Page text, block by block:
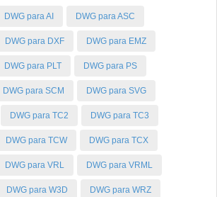
DWG para AI DWG para ASC
DWG para DXF DWG para EMZ
DWG para PLT DWG para PS
DWG para SCM DWG para SVG
DWG para TC2 DWG para TC3
DWG para TCW DWG para TCX
DWG para VRL DWG para VRML
DWG para W3D DWG para WRZ